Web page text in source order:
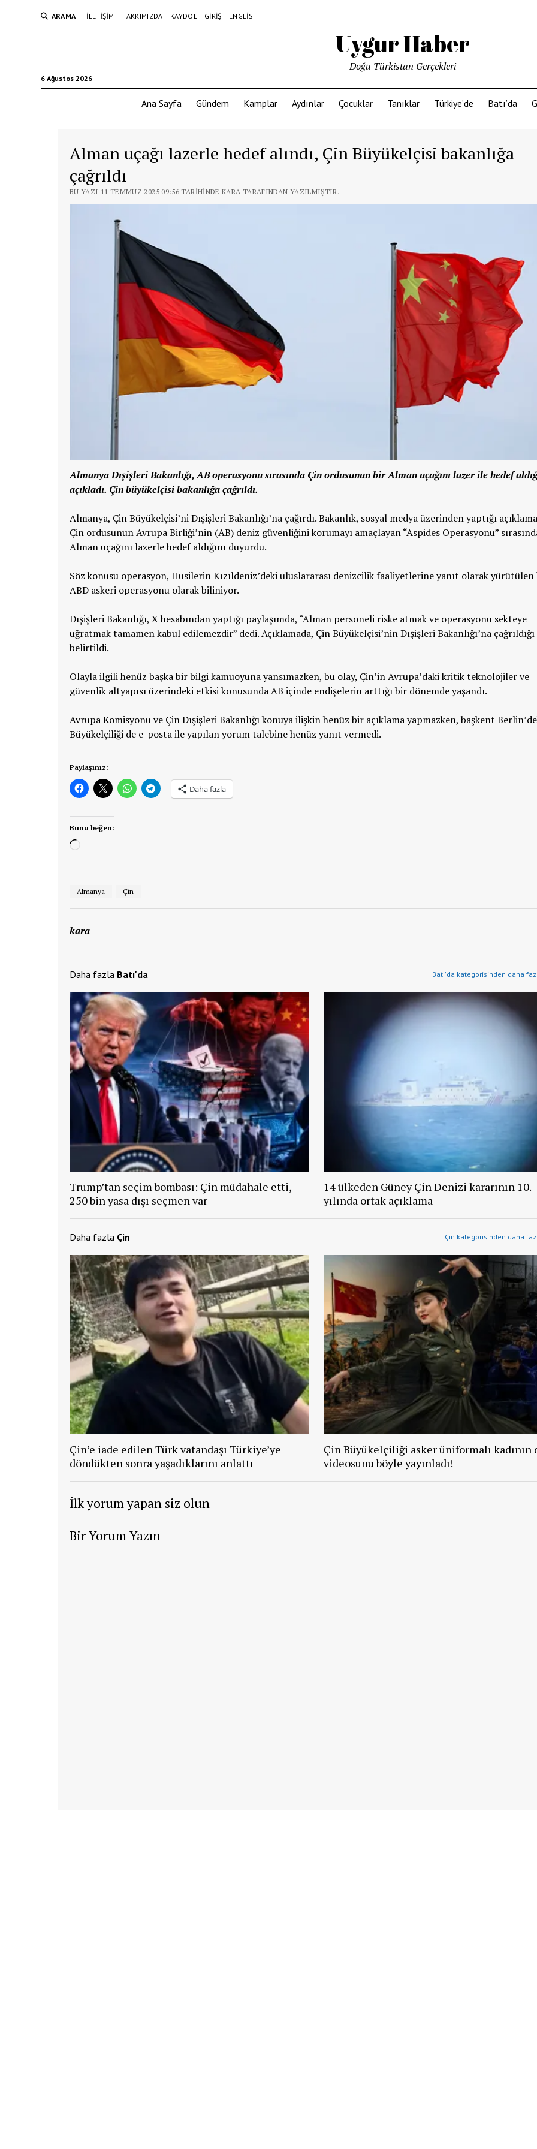
ARAMA İLETIŞIM HAKKIMIZDA KAYDOL GIRIŞ ENGLISH
Uygur Haber
6 Ağustos 2026
Doğu Türkistan Gerçekleri
Ana Sayfa Gündem Kamplar Aydınlar Çocuklar Tanıklar Türkiye’de Batı’da
Alman uçağı lazerle hedef alındı, Çin Büyükelçisi bakanlığa
çağrıldı
BU YAZI 11 TEMMUZ 2025 09:56 TARIHINDE KARA TARAFINDAN YAZILMIŞTIR.
Almanya Dışişleri Bakanlığı, AB operasyonu sırasında Çin ordusunun bir Alman uçağını lazer ile hedef
açıkladı. Çin büyükelçisi bakanlığa çağrıldı.
Almanya, Çin Büyükelçisi’ni Dışişleri Bakanlığı’na çağırdı. Bakanlık, sosyal medya üzerinden yaptığı
Çin ordusunun Avrupa Birliği’nin (AB) deniz güvenliğini korumayı amaçlayan “Aspides Operasyonu”
Alman uçağını lazerle hedef aldığını duyurdu.
Söz konusu operasyon, Husilerin Kızıldeniz’deki uluslararası denizcilik faaliyetlerine yanıt olarak
ABD askeri operasyonu olarak biliniyor.
Dışişleri Bakanlığı, X hesabından yaptığı paylaşımda, “Alman personeli riske atmak ve operasyonu sekteye
uğratmak tamamen kabul edilemezdir” dedi. Açıklamada, Çin Büyükelçisi’nin Dışişleri Bakanlığı’na çağrıldığı
belirtildi.
Olayla ilgili henüz başka bir bilgi kamuoyuna yansımazken, bu olay, Çin’in Avrupa’daki kritik teknolojiler ve
güvenlik altyapısı üzerindeki etkisi konusunda AB içinde endişelerin arttığı bir dönemde yaşandı.
Avrupa Komisyonu ve Çin Dışişleri Bakanlığı konuya ilişkin henüz bir açıklama yapmazken, başkent
Büyükelçiliği de e-posta ile yapılan yorum talebine henüz yanıt vermedi.
Paylaşınız:
Daha fazla
Bunu beğen:
Yükleniyor...
Almanya Çin
kara
Daha fazla Batı'da Batı'da kategorisinden daha
Trump’tan seçim bombası: Çin müdahale etti,
250 bin yasa dışı seçmen var
14 ülkeden Güney Çin Denizi kararının 10.
yılında ortak açıklama
Daha fazla Çin Çin kategorisinden daha
Çin’e iade edilen Türk vatandaşı Türkiye’ye
döndükten sonra yaşadıklarını anlattı
Çin Büyükelçiliği asker üniformalı kadının
videosunu böyle yayınladı!
İlk yorum yapan siz olun
Bir Yorum Yazın